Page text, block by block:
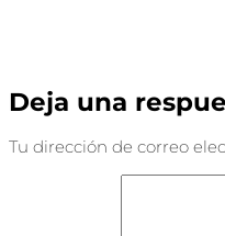
Deja una
Tu dirección de correo